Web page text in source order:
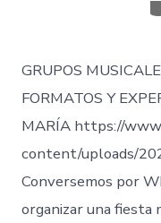
GRUPOS
FORMATOS Y
MARÍA https://
content/uploads/
Conversemos por
organizar una fiesta